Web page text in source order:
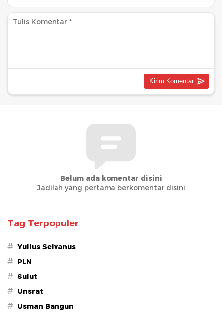
Belum ada komentar disini
Jadilah yang pertama berkomentar disini
Tag Terpopuler
# Yulius Selvanus
# PLN
# Sulut
# Unsrat
# Usman Bangun